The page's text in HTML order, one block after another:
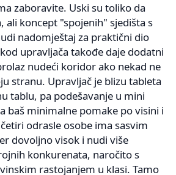
zaboravite. Uski su toliko da
ali koncept "spojenih" sjedišta s
nadomještaj za praktični dio
upravljača takođe daje dodatni
nudeći koridor ako nekad ne
stranu. Upravljač je blizu tableta
tablu, pa podešavanje u mini
baš minimalne pomake po visini i
odrasle osobe ima sasvim
dovoljno visok i nudi više
konkurenata, naročito s
rastojanjem u klasi. Tamo